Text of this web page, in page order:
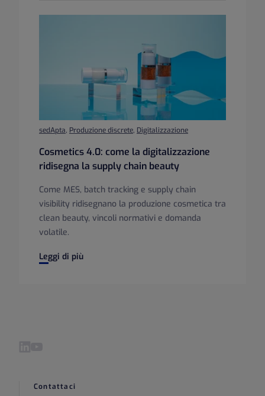
sedApta, Produzione discrete, Digitalizzazione
Cosmetics 4.0: come la digitalizzazione
ridisegna la supply chain beauty
Come MES, batch tracking e supply chain
visibility ridisegnano la produzione cosmetica tra
clean beauty, vincoli normativi e domanda
volatile.
Leggi di più
Cosmetics 4.0: come la digitalizzazione ridisegna la
Contattaci